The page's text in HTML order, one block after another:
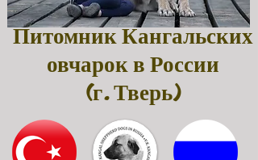
Питомник Кангальских
овчарок в России
(г. Тверь)